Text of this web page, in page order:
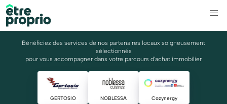
Bénéficiez des services de nos partenaires locaux soigneusement
sélectionnés
pour vous accompagner dans votre parcours d'achat immobilier
GERTOSIO NOBLESSA Cozynergy